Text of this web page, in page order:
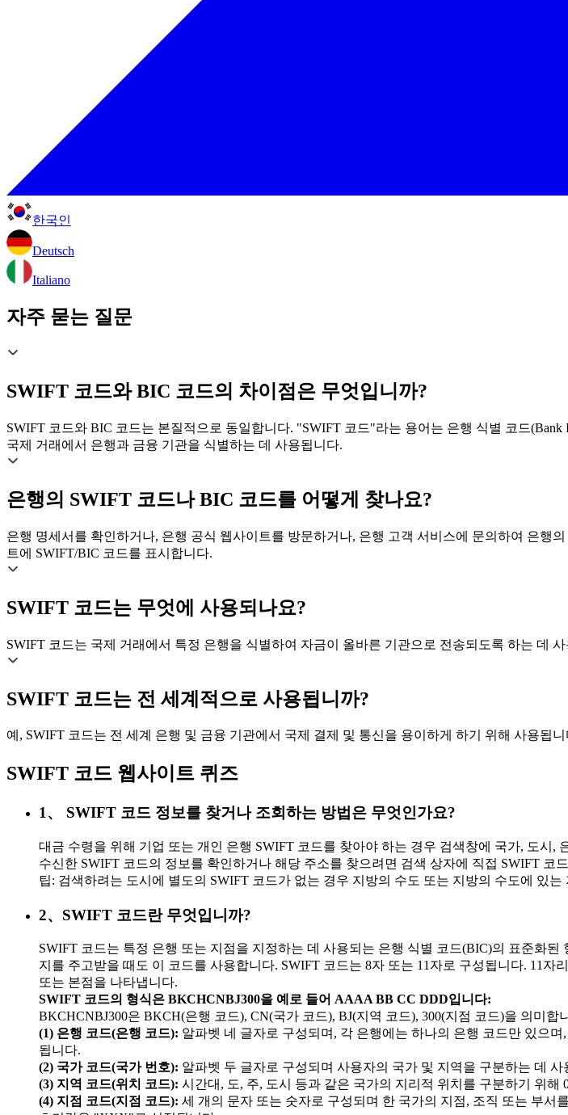
한국인
Deutsch
Italiano
자주 묻는 질문
SWIFT 코드와 BIC 코드의 차이점은 무엇입니까?
SWIFT 코드와 BIC 코드는 본질적으로 동일합니다. "SWIFT 코드"라는 용어는 은행 식별 코드
국제 거래에서 은행과 금융 기관을 식별하는 데 사용됩니다.
은행의 SWIFT 코드나 BIC 코드를 어떻게 찾나요?
은행 명세서를 확인하거나, 은행 공식 웹사이트를 방문하거나, 은행 고객 서비스에 문의하여 은행
트에 SWIFT/BIC 코드를 표시합니다.
SWIFT 코드는 무엇에 사용되나요?
SWIFT 코드는 국제 거래에서 특정 은행을 식별하여 자금이 올바른 기관으로 전송되도록 하는 데
SWIFT 코드는 전 세계적으로 사용됩니까?
예, SWIFT 코드는 전 세계 은행 및 금융 기관에서 국제 결제 및 통신을 용이하게 하기 위해 사용됩니
SWIFT 코드 웹사이트 퀴즈
1、 SWIFT 코드 정보를 찾거나 조회하는 방법은 무엇인가요?
대금 수령을 위해 기업 또는 개인 은행 SWIFT 코드를 찾아야 하는 경우 검색창에 국가, 도시,
수신한 SWIFT 코드의 정보를 확인하거나 해당 주소를 찾으려면 검색 상자에 직접 SWIFT 코
팁: 검색하려는 도시에 별도의 SWIFT 코드가 없는 경우 지방의 수도 또는 지방의 수도에 있
2、SWIFT 코드란 무엇입니까?
SWIFT 코드는 특정 은행 또는 지점을 지정하는 데 사용되는 은행 식별 코드(BIC)의 표준화
지를 주고받을 때도 이 코드를 사용합니다. SWIFT 코드는 8자 또는 11자로 구성됩니다. 11
또는 본점을 나타냅니다.
SWIFT 코드의 형식은 BKCHCNBJ300을 예로 들어 AAAA BB CC DDD입니다:
BKCHCNBJ300은 BKCH(은행 코드), CN(국가 코드), BJ(지역 코드), 300(지점 코드)을 의미합
(1) 은행 코드(은행 코드): 알파벳 네 글자로 구성되며, 각 은행에는 하나의 은행 코드만 있으
됩니다.
(2) 국가 코드(국가 번호): 알파벳 두 글자로 구성되며 사용자의 국가 및 지역을 구분하는 데 사
(3) 지역 코드(위치 코드): 시간대, 도, 주, 도시 등과 같은 국가의 지리적 위치를 구분하기 위해
(4) 지점 코드(지점 코드): 세 개의 문자 또는 숫자로 구성되며 한 국가의 지점, 조직 또는 부서